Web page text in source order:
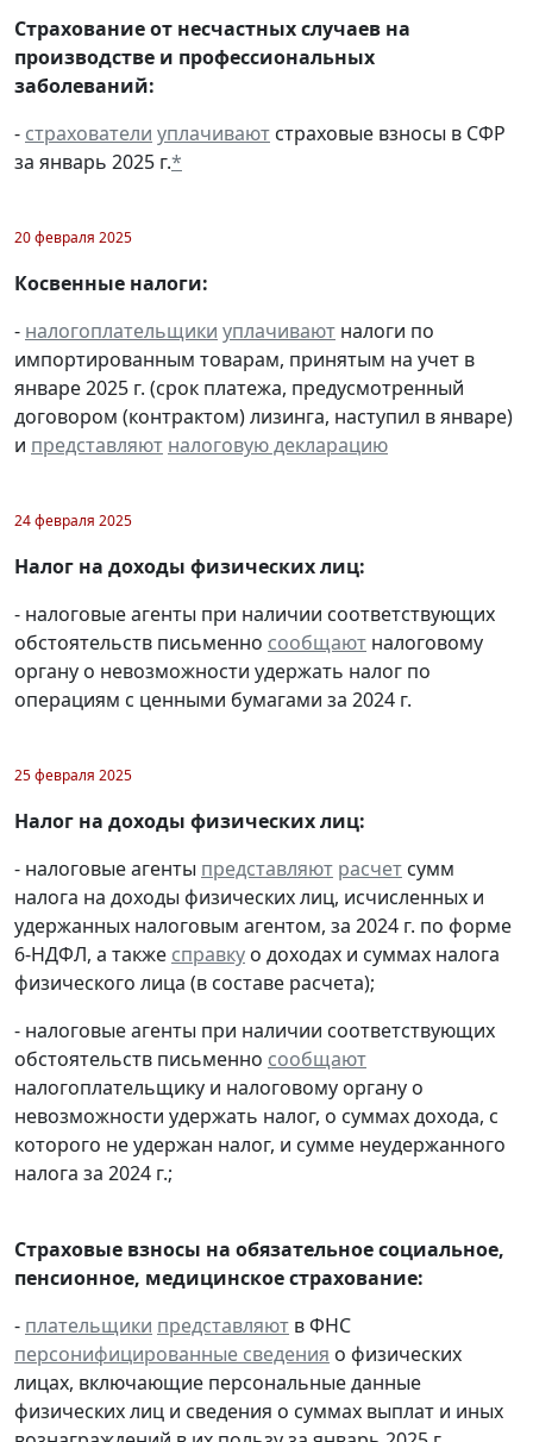
Страхование от несчастных случаев на
производстве и профессиональных
заболеваний:
- страхователи уплачивают страховые взносы в СФР
за январь 2025 г.*
20 февраля 2025
Косвенные налоги:
- налогоплательщики уплачивают налоги по
импортированным товарам, принятым на учет в
январе 2025 г. (срок платежа, предусмотренный
договором (контрактом) лизинга, наступил в январе)
и представляют налоговую декларацию
24 февраля 2025
Налог на доходы физических лиц:
- налоговые агенты при наличии соответствующих
обстоятельств письменно сообщают налоговому
органу о невозможности удержать налог по
операциям с ценными бумагами за 2024 г.
25 февраля 2025
Налог на доходы физических лиц:
- налоговые агенты представляют расчет сумм
налога на доходы физических лиц, исчисленных и
удержанных налоговым агентом, за 2024 г. по форме
6-НДФЛ, а также справку о доходах и суммах налога
физического лица (в составе расчета);
- налоговые агенты при наличии соответствующих
обстоятельств письменно сообщают
налогоплательщику и налоговому органу о
невозможности удержать налог, о суммах дохода, с
которого не удержан налог, и сумме неудержанного
налога за 2024 г.;
Страховые взносы на обязательное социальное,
пенсионное, медицинское страхование:
- плательщики представляют в ФНС
персонифицированные сведения о физических
лицах, включающие персональные данные
физических лиц и сведения о суммах выплат и иных